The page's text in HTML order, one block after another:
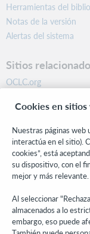
Herramientas del
Notas de la versión
Alertas del sistema
Sitios
OCLC.org
Centro comunitario
Investigación
WebJunction
Red de desarrolladores
Manténgase al día
Obtenga las últimas
investigación,
entrada.
Cookies en
Nuestras páginas web
interactúa en el sitio).
cookies”, está
su dispositivo, con el
mejor y más relevante.
Al seleccionar
almacenados a lo
embargo, eso puede